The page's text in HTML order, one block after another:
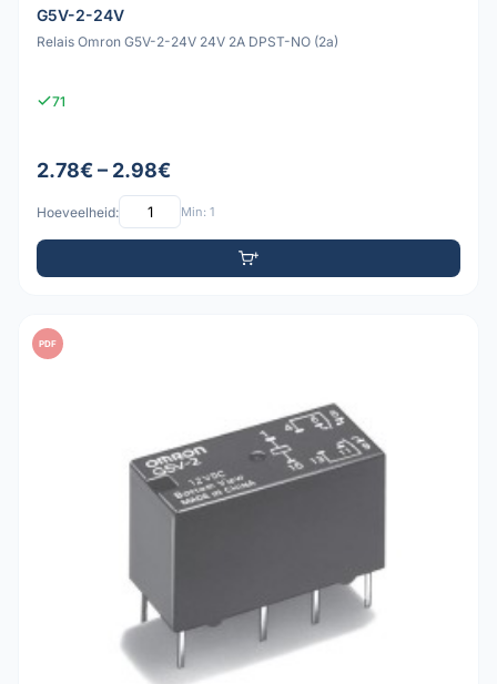
G5V-2-24V
Relais Omron G5V-2-24V 24V 2A DPST-NO (2a)
71
2.78€ – 2.98€
Hoeveelheid: Min: 1
PDF